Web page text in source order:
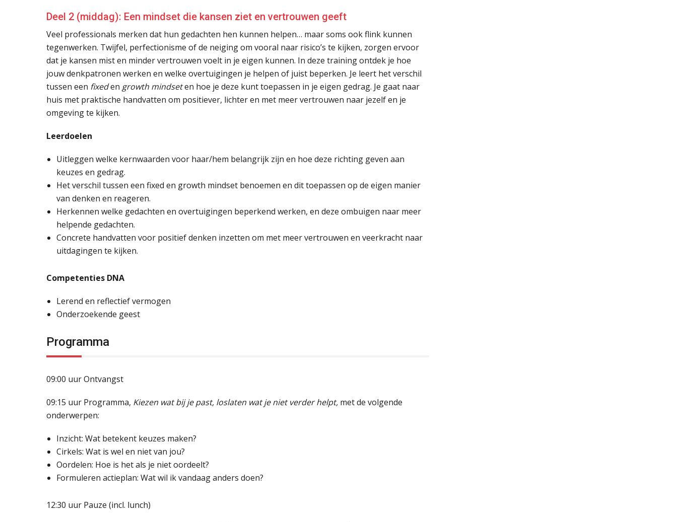
Deel 2 (middag): Een mindset die kansen ziet en vertrouwen geeft
Veel professionals merken dat hun gedachten hen kunnen helpen… maar soms ook flink kunnen
tegenwerken. Twijfel, perfectionisme of de neiging om vooral naar risico’s te kijken, zorgen ervoor
dat je kansen mist en minder vertrouwen voelt in je eigen kunnen. In deze training ontdek je hoe
jouw denkpatronen werken en welke overtuigingen je helpen of juist beperken. Je leert het verschil
tussen een fixeden growth mindseten hoe je deze kunt toepassen in je eigen gedrag. Je gaat naar
huis met praktische handvatten om positiever, lichter en met meer vertrouwen naar jezelf en je
omgeving te kijken.
Leerdoelen
Uitleggen welke kernwaarden voor haar/hem belangrijk zijn en hoe deze richting geven aan
keuzes en gedrag.
Het verschil tussen een fixed en growth mindset benoemen en dit toepassen op de eigen manier
van denken en reageren.
Herkennen welke gedachten en overtuigingen beperkend werken, en deze ombuigen naar meer
helpende gedachten.
Concrete handvatten voor positief denken inzetten om met meer vertrouwen en veerkracht naar
uitdagingen te kijken.
Competenties DNA
Lerend en reflectief vermogen
Onderzoekende geest
Programma
09:00 uur Ontvangst
09:15 uur Programma, Kiezen wat bij je past, loslaten wat je niet verder helpt, met de volgende
onderwerpen:
Inzicht: Wat betekent keuzes maken?
Cirkels: Wat is wel en niet van jou?
Oordelen: Hoe is het als je niet oordeelt?
Formuleren actieplan: Wat wil ik vandaag anders doen?
12:30 uur Pauze (incl. lunch)